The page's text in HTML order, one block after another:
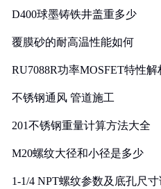
D400球墨铸铁井盖重多少
覆膜砂的耐高温性能如何
RU7088R功率MOSFET特性
不锈钢通风 管道施工
201不锈钢重量计算方法大全
M20螺纹大径和小径是多少
1-1/4 NPT螺纹参数及底孔尺